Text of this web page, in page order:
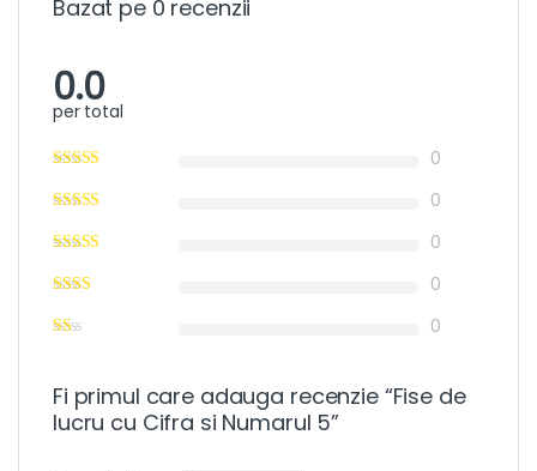
Bazat pe 0 recenzii
0.0
per total
0
0
0
0
0
Fi primul care adauga recenzie “Fise de
lucru cu Cifra si Numarul 5”